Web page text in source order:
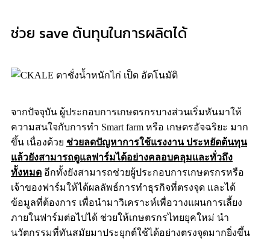
ช่วย save ต้นทุนในการผลิตได้
จากปัจจุบัน ผู้ประกอบการเกษตรกรบางส่วนเริ่มหันมาให้
ความสนใจกับการทำ Smart farm หรือ เกษตรอัจฉริยะ มาก
ขึ้น เนื่องด้วย ช่วยลดปัญหาการใช้แรงงาน ประหยัดต้นทุน
แล้วยังสามารถดูแลฟาร์มได้อย่างคลอบคลุมและทั่วถึง
ทั้งหมด อีกทั้งยังสามารถช่วยผู้ประกอบการเกษตรกรหรือ
เจ้าของฟาร์มให้ได้ผลลัพธ์การทำธุรกิจที่ตรงจุด และได้
ข้อมูลที่ต้องการ เพื่อนำมาวิเคราะห์เพื่อวางแผนการเลี้ยง
ภายในฟาร์มต่อไปได้ ช่วยให้เกษตรกรไทยยุคใหม่ นำ
นวัตกรรมที่ทันสมัยมาประยุกต์ใช้ได้อย่างตรงจุดมากยิ่งขึ้น